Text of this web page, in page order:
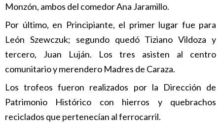
Monzón, ambos del comedor Ana Jaramillo.
Por último, en Principiante, el primer lugar fue para
León Szewczuk; segundo quedó Tiziano Vildoza y
tercero, Juan Luján. Los tres asisten al centro
comunitario y merendero Madres de Caraza.
Los trofeos fueron realizados por la Dirección de
Patrimonio Histórico con hierros y quebrachos
reciclados que pertenecían al ferrocarril.